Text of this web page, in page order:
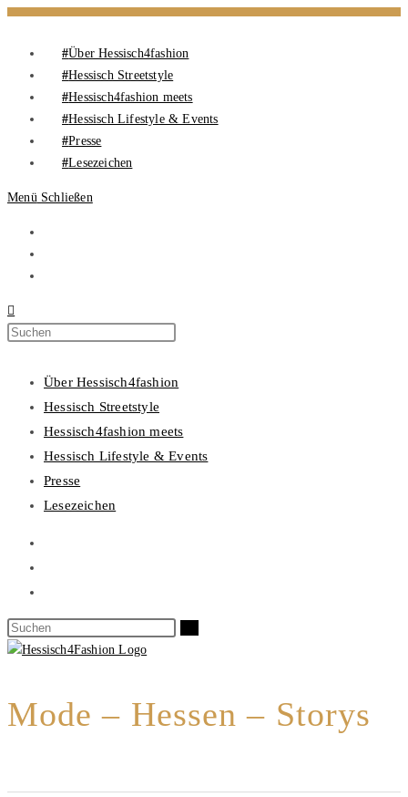
Über Hessisch4fashion
Hessisch Streetstyle
Hessisch4fashion meets
Hessisch Lifestyle & Events
Presse
Lesezeichen
Menü Schließen
Über Hessisch4fashion
Hessisch Streetstyle
Hessisch4fashion meets
Hessisch Lifestyle & Events
Presse
Lesezeichen
Mode – Hessen – Storys